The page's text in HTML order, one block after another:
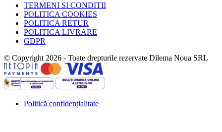
TERMENI SI CONDITII
POLITICA COOKIES
POLITICA RETUR
POLITICA LIVRARE
GDPR
© Copyright 2026 - Toate drepturile rezervate Dilema Noua SRL
Politică confidențialitate